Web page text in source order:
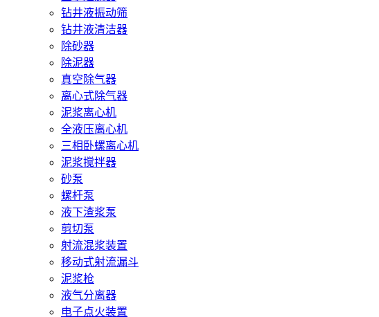
钻井液振动筛
钻井液清洁器
除砂器
除泥器
真空除气器
离心式除气器
泥浆离心机
全液压离心机
三相卧螺离心机
泥浆搅拌器
砂泵
螺杆泵
液下渣浆泵
剪切泵
射流混浆装置
移动式射流漏斗
泥浆枪
液气分离器
电子点火装置